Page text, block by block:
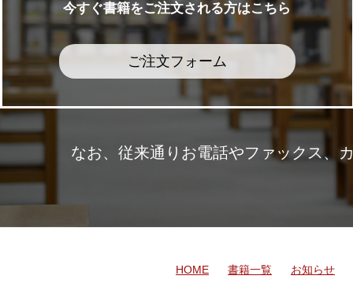
今すぐ書籍をご注文される方はこちら
ご注文フォーム
なお、従来通りお電話やファックス、
HOME 書籍一覧 お知らせ